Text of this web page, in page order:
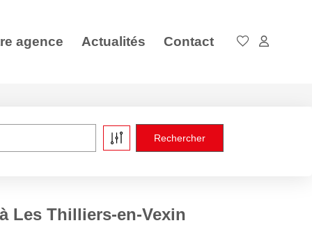
agence Actualités Contact
Les Thilliers-en-Vexin